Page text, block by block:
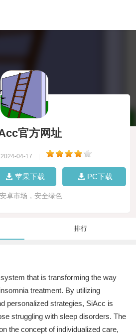
官方网址
04-17
苹果下载 PC下载
安卓市场，安全绿色
排行
that is transforming the way
treatment. By utilizing
personalized strategies, SiAcc is
struggling with sleep disorders. The
the concept of individualized care,